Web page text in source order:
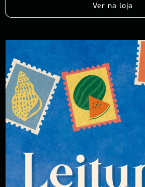
Ver na loja